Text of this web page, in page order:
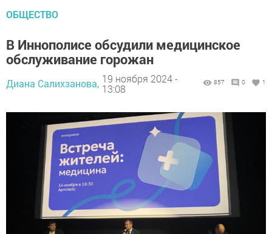
ОБЩЕСТВО
В Иннополисе обсудили медицинское
обслуживание горожан
Диана Салихзанова, 19 ноября 2024 -
13:08
857 0 1